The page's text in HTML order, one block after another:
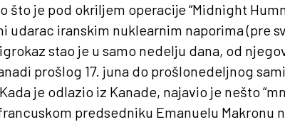
što je pod okriljem operacije “Midnight
udarac iranskim nuklearnim naporima (pre
stao je u samo nedelju dana, od
prošlog 17. juna do prošlonedeljnog
je odlazio iz Kanade, najavio je nešto
predsedniku Emanuelu Makronu